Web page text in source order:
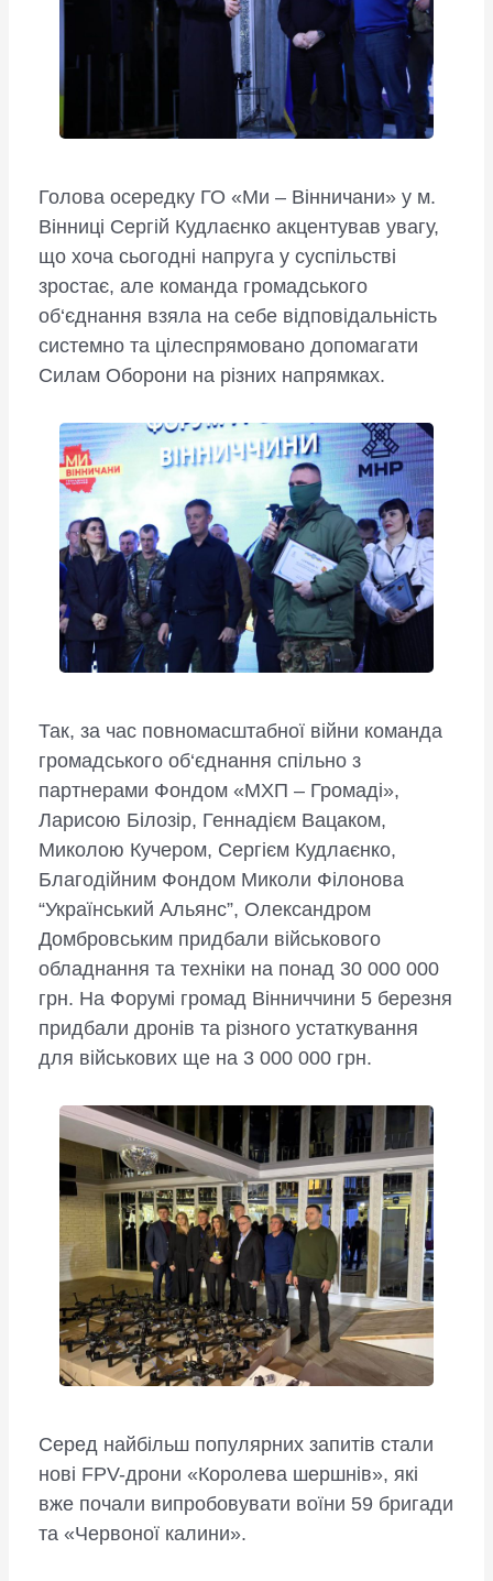
Голова осередку ГО «Ми – Вінничани» у м.
Вінниці Сергій Кудлаєнко акцентував увагу,
що хоча сьогодні напруга у суспільстві
зростає, але команда громадського
об‘єднання взяла на себе відповідальність
системно та цілеспрямовано допомагати
Силам Оборони на різних напрямках.
Так, за час повномасштабної війни команда
громадського об‘єднання спільно з
партнерами Фондом «МХП – Громаді»,
Ларисою Білозір, Геннадієм Вацаком,
Миколою Кучером, Сергієм Кудлаєнко,
Благодійним Фондом Миколи Філонова
“Український Альянс”, Олександром
Домбровським придбали військового
обладнання та техніки на понад 30 000 000
грн. На Форумі громад Вінниччини 5 березня
придбали дронів та різного устаткування
для військових ще на 3 000 000 грн.
Серед найбільш популярних запитів стали
нові FPV-дрони «Королева шершнів», які
вже почали випробовувати воїни 59 бригади
та «Червоної калини».